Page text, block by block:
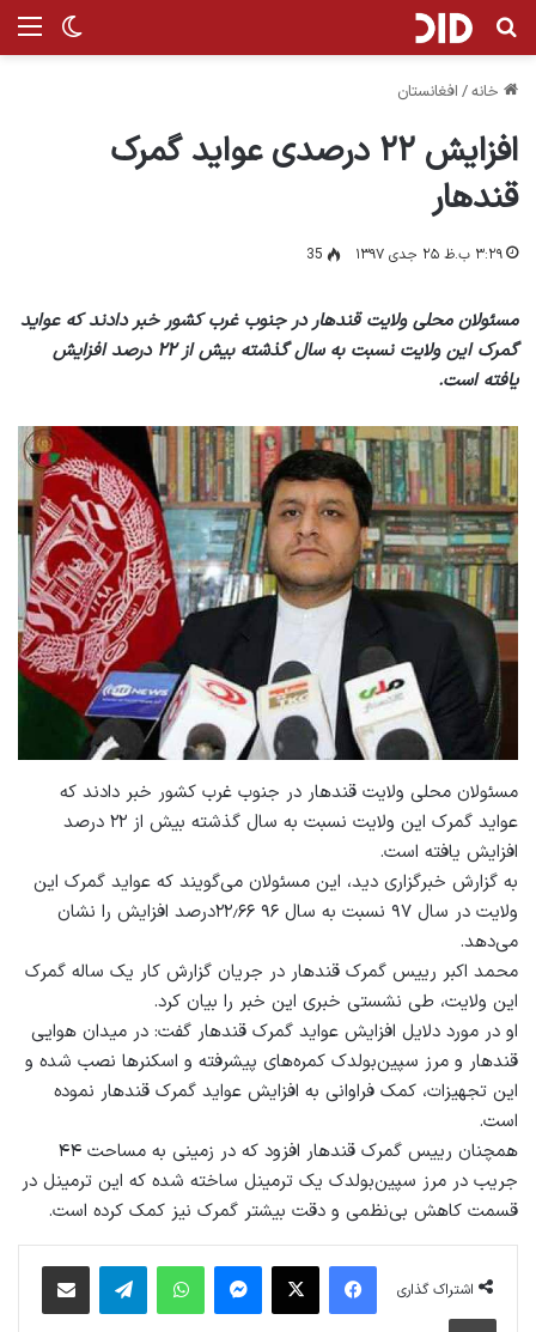
تغییر جستجو برای
خانه/ افغانستان
افزایش ۲۲ درصدی عواید گمرک
قندهار
۳:۲۹ ب.ظ ۲۵ جدی ۱۳۹۷ 35
مسئولان محلی ولایت قندهار در جنوب غرب کشور خبر دادند که عواید
گمرک این ولایت نسبت به سال گذشته بیش از ۲۲ درصد افزایش
یافته است.
مسئولان محلی ولایت قندهار در جنوب غرب کشور خبر دادند که
عواید گمرک این ولایت نسبت به سال گذشته بیش از ۲۲ درصد
افزایش یافته است.
به گزارش خبرگزاری دید، این مسئولان می‌گویند که عواید گمرک این
ولایت در سال ۹۷ نسبت به سال ۹۶ ۲۲٫۶۶درصد افزایش را نشان
می‌دهد.
محمد اکبر رییس گمرک قندهار در جریان گزارش کار یک ساله‌ گمرک
این ولایت، طی نشستی خبری این خبر را بیان کرد.
او در مورد دلایل افزایش عواید گمرک قندهار گفت: در میدان هوایی
قندهار و مرز سپین‌بولدک کمره‌های پیشرفته و اسکنرها نصب شده و
این تجهیزات،‌ کمک فراوانی به افزایش عواید گمرک قندهار نموده
است.
همچنان رییس گمرک قندهار افزود که در زمینی به مساحت ۴۴
جریب در مرز سپین‌بولدک یک ترمینل ساخته شده که این ترمینل در
قسمت کاهش بی‌نظمی‌ و دقت بیشتر گمرک نیز کمک کرده است.
اشتراک گذاری
فیس بوک X پیام رسان واتس آپ تلگرام اشتراک گذاری از طریق ایمیل
چاپ